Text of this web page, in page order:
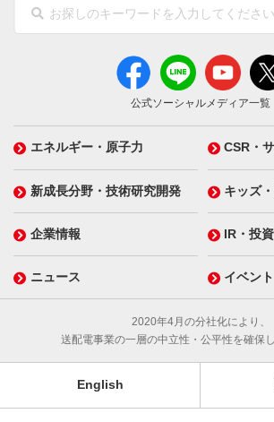
公式ソーシャルメディア一覧
エネルギー・原子力 CSR・
新成長分野・技術研究開発 キッズ
企業情報 IR・投
ニュース イベン
2020年4月の分社化により、
送配電事業の一層の中立性・公平性を確保
English